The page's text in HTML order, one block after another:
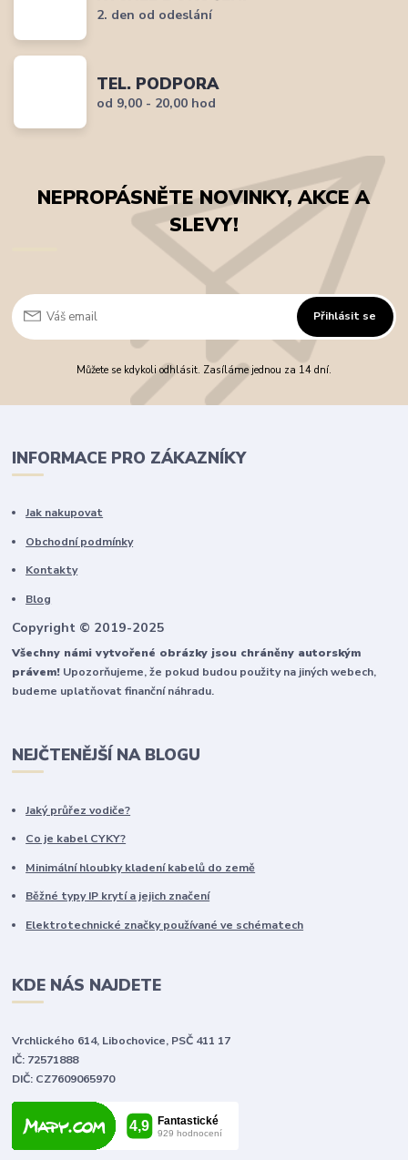
2. den od odeslání
TEL. PODPORA
od 9,00 - 20,00 hod
NEPROPÁSNĚTE NOVINKY, AKCE A
SLEVY!
Přihlásit se
Můžete se kdykoli odhlásit. Zasíláme jednou za 14 dní.
INFORMACE PRO ZÁKAZNÍKY
Jak nakupovat
Obchodní podmínky
Kontakty
Blog
Copyright © 2019-2025
Všechny námi vytvořené obrázky jsou chráněny autorským
právem! Upozorňujeme, že pokud budou použity na jiných webech,
budeme uplatňovat finanční náhradu.
NEJČTENĚJŠÍ NA BLOGU
Jaký průřez vodiče?
Co je kabel CYKY?
Minimální hloubky kladení kabelů do země
Běžné typy IP krytí a jejich značení
Elektrotechnické značky používané ve schématech
KDE NÁS NAJDETE
Vrchlického 614, Libochovice, PSČ 411 17
IČ: 72571888
DIČ: CZ7609065970